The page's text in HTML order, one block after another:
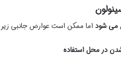
می شود اما ممکن است عوارض جانبی زیر
در محل استفاده